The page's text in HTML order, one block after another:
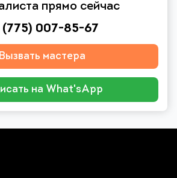
прямо сейчас
(775) 007-85-67
Вызвать мастера
на What'sApp